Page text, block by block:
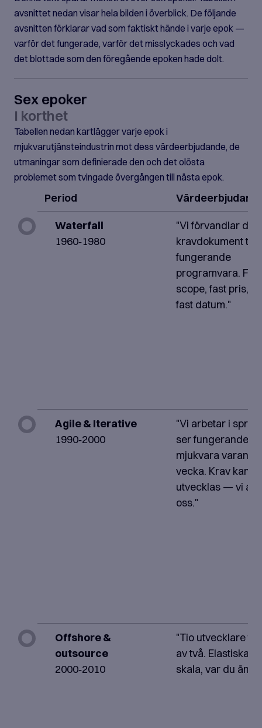
avsnittet nedan visar hela bilden i överblick. De följande
avsnitten förklarar vad som faktiskt hände i varje epok —
varför det fungerade, varför det misslyckades och vad
det blottade som den föregående epoken hade dolt.
Sex epoker
I korthet
Tabellen nedan kartlägger varje epok i
mjukvarutjänsteindustrin mot dess värdeerbjudande, de
utmaningar som definierade den och det olösta
problemet som tvingade övergången till nästa epok.
Period
Waterfall
1960‑1980
"Vi förvandlar ditt
kravdokument till
fungerande
programvara. Fast
scope, fast pris,
fast datum."
Agile & Iterative
1990‑2000
"Vi arbetar i
ser fungerande
mjukvara
vecka. Krav kan
utvecklas — vi
oss."
Offshore &
outsource
2000‑2010
"Tio utvecklare till
av två. Elastiska
skala, var du än